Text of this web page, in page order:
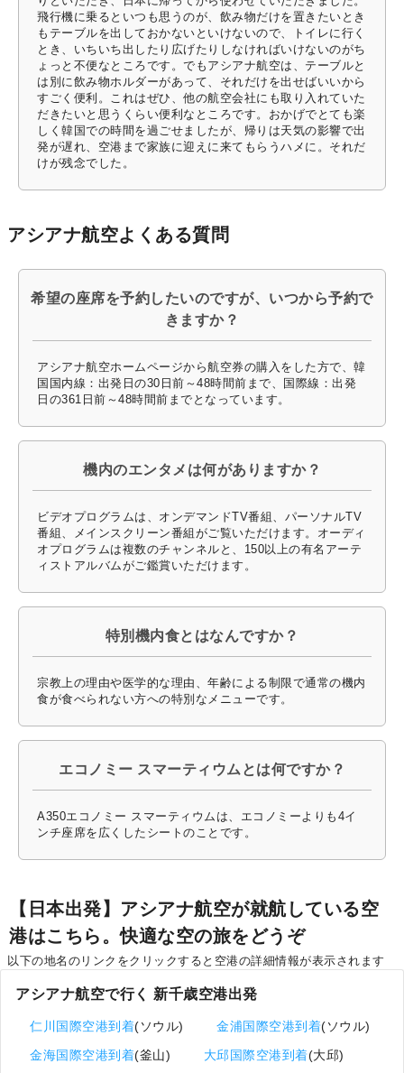
飛行機に乗るといつも思うのが、飲み物だけを置きたいとき
もテーブルを出しておかないといけないので、トイレに行く
とき、いちいち出したり広げたりしなければいけないのがち
ょっと不便なところです。でもアシアナ航空は、テーブルと
は別に飲み物ホルダーがあって、それだけを出せばいいから
すごく便利。これはぜひ、他の航空会社にも取り入れていた
だきたいと思うくらい便利なところです。おかげでとても楽
しく韓国での時間を過ごせましたが、帰りは天気の影響で出
発が遅れ、空港まで家族に迎えに来てもらうハメに。それだ
けが残念でした。
アシアナ航空よくある質問
希望の座席を予約したいのですが、いつから予約で
きますか？
アシアナ航空ホームページから航空券の購入をした方で、韓
国国内線：出発日の30日前～48時間前まで、国際線：出発
日の361日前～48時間前までとなっています。
機内のエンタメは何がありますか？
ビデオプログラムは、オンデマンドTV番組、パーソナルTV
番組、メインスクリーン番組がご覧いただけます。オーディ
オプログラムは複数のチャンネルと、150以上の有名アーテ
ィストアルバムがご鑑賞いただけます。
特別機内食とはなんですか？
宗教上の理由や医学的な理由、年齢による制限で通常の機内
食が食べられない方への特別なメニューです。
エコノミー スマーティウムとは何ですか？
A350エコノミー スマーティウムは、エコノミーよりも4イ
ンチ座席を広くしたシートのことです。
【日本出発】アシアナ航空が就航している空
港はこちら。快適な空の旅をどうぞ
以下の地名のリンクをクリックすると空港の詳細情報が表示されます
アシアナ航空で行く 新千歳空港出発
仁川国際空港到着(ソウル) 金浦国際空港到着(ソウル)
金海国際空港到着(釜山) 大邱国際空港到着(大邱)